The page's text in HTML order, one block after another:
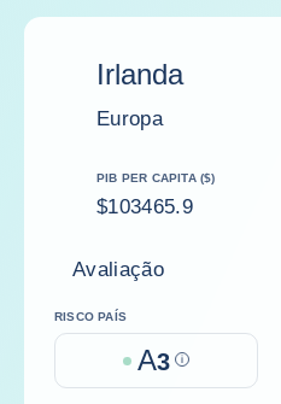
Irlanda
Europa
PIB PER CAPITA ($)
$103465.9
Avaliação
RISCO PAÍS
A3 Help